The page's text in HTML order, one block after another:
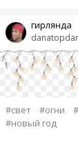
гирлянда
#свет #огни
#новый год